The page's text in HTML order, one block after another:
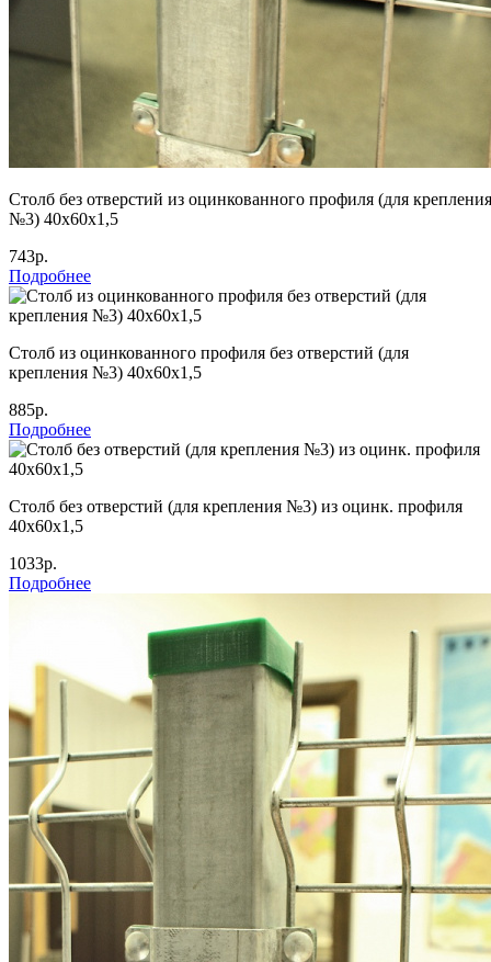
Столб без отверстий из оцинкованного профиля (для крепления
№3) 40х60х1,5
743р.
Подробнее
Столб из оцинкованного профиля без отверстий (для
крепления №3) 40х60х1,5
885р.
Подробнее
Столб без отверстий (для крепления №3) из оцинк. профиля
40х60х1,5
1033р.
Подробнее